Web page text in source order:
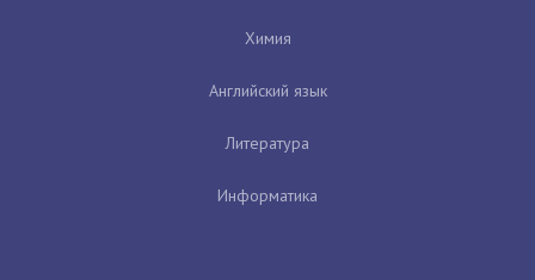
Химия
Английский язык
Литература
Информатика